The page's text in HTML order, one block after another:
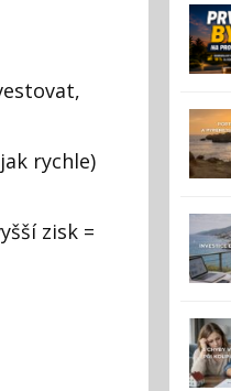
rychle)
zisk =